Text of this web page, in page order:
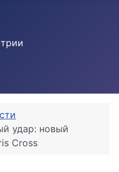
удар: новый
Cross